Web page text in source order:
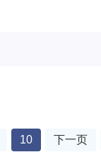
10 下一页